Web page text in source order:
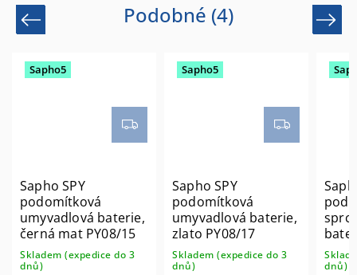
Podobné (4)
Previous
Sapho5
Sapho SPY
podomítková
umyvadlová baterie,
černá mat PY08/15
Skladem (expedice do 3
dnů)
Sapho5
Sapho SPY
podomítková
umyvadlová baterie,
zlato PY08/17
Skladem (expedice do 3
dnů)
dnů)
Next